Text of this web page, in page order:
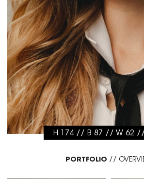
H 174 // B 87 // W 62
PORTFOLIO //